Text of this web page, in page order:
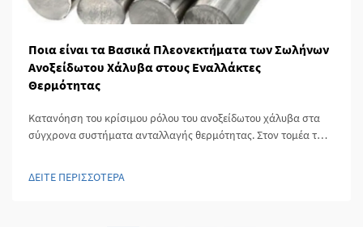
Ποια είναι τα Βασικά Πλεονεκτήματα των Σωλήνων
Ανοξείδωτου Χάλυβα στους Εναλλάκτες
Θερμότητας
Κατανόηση του κρίσιμου ρόλου του ανοξείδωτου χάλυβα στα
σύγχρονα συστήματα ανταλλαγής θερμότητας. Στον τομέα των
αποτελεσματική διαχείριση της θερμότητας. Στον πυρήνα
ΔΕΙΤΕ ΠΕΡΙΣΣΟΤΕΡΑ